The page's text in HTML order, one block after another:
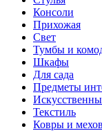
Консоли
Прихожая
Свет
Тумбы и
Шкафы
Для сада
Предметы
Текстиль
Ковры и